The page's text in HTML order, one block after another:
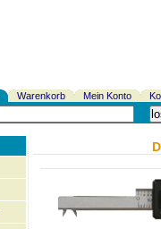
Warenkorb Mein Konto